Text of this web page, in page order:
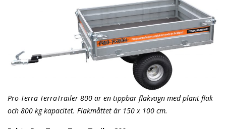
Pro-Terra TerraTrailer 800 är en tippbar flakvagn med plant flak
och 800 kg kapacitet. Flakmåttet är 150 x 100 cm.